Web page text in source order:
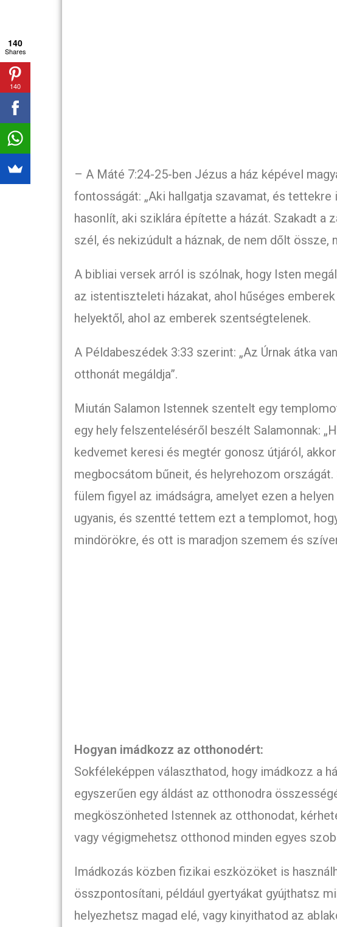
– A Máté 7:24-25-ben Jézus a ház képével
fontosságát: „Aki hallgatja szavamat, és
hasonlít, aki sziklára építette a házát. Szakadt a
szél, és nekizúdult a háznak, de nem dőlt össze,
A bibliai versek arról is szólnak, hogy Isten
az istentiszteleti házakat, ahol hűséges
helyektől, ahol az emberek szentségtelenek.
A Példabeszédek 3:33 szerint: „Az Úrnak átka
otthonát megáldja”.
Miután Salamon Istennek szentelt egy
egy hely felszenteléséről beszélt Salamonnak:
kedvemet keresi és megtér gonosz útjáról,
megbocsátom bűneit, és helyrehozom
fülem figyel az imádságra, amelyet ezen a
ugyanis, és szentté tettem ezt a templomot,
mindörökre, és ott is maradjon szemem és
Hogyan imádkozz az otthonodért:
Sokféleképpen választhatod, hogy imádkozz a
egyszerűen egy áldást az otthonodra
megköszönheted Istennek az otthonodat,
vagy végigmehetsz otthonod minden egyes
Imádkozás közben fizikai eszközöket is
összpontosítani, például gyertyákat gyújthatsz
helyezhetsz magad elé, vagy kinyithatod az
140
Shares
140